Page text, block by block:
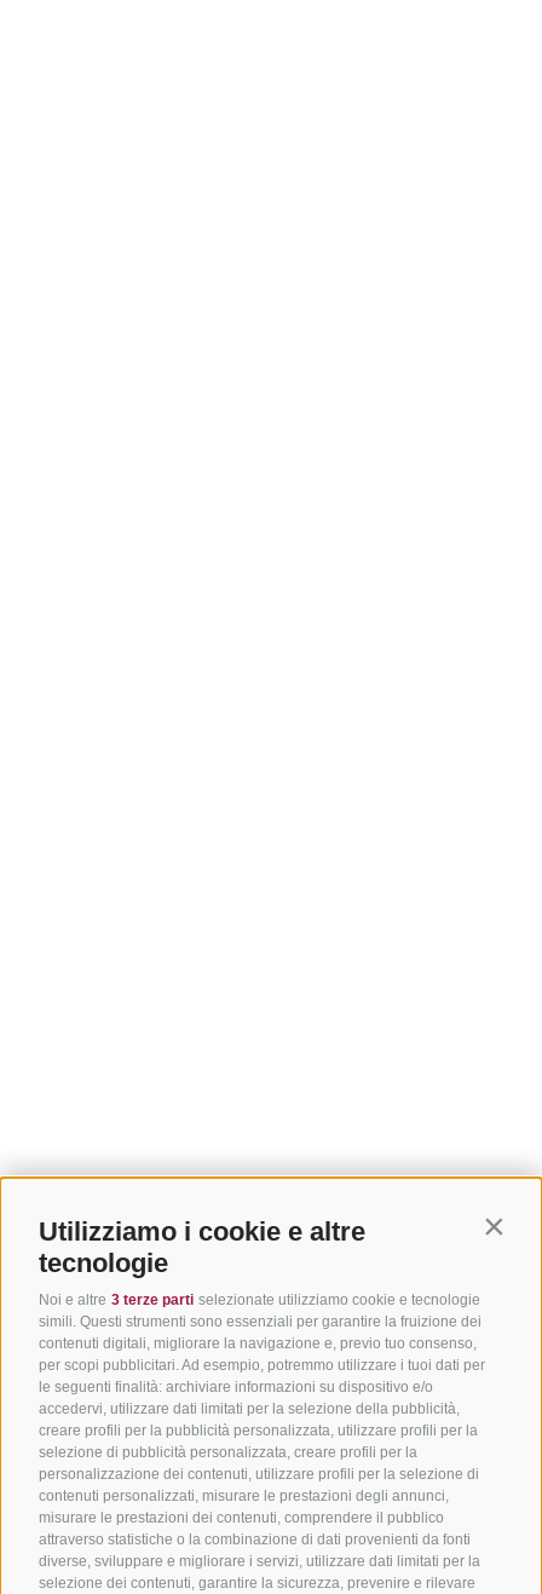
Utilizziamo i cookie e altre
tecnologie
Noi e altre 3 terze parti selezionate utilizziamo cookie e tecnologie
simili. Questi strumenti sono essenziali per garantire la fruizione dei
contenuti digitali, migliorare la navigazione e, previo tuo consenso,
per scopi pubblicitari. Ad esempio, potremmo utilizzare i tuoi dati per
le seguenti finalità: archiviare informazioni su dispositivo e/o
accedervi, utilizzare dati limitati per la selezione della pubblicità,
creare profili per la pubblicità personalizzata, utilizzare profili per la
selezione di pubblicità personalizzata, creare profili per la
personalizzazione dei contenuti, utilizzare profili per la selezione di
contenuti personalizzati, misurare le prestazioni degli annunci,
misurare le prestazioni dei contenuti, comprendere il pubblico
attraverso statistiche o la combinazione di dati provenienti da fonti
diverse, sviluppare e migliorare i servizi, utilizzare dati limitati per la
selezione dei contenuti, garantire la sicurezza, prevenire e rilevare